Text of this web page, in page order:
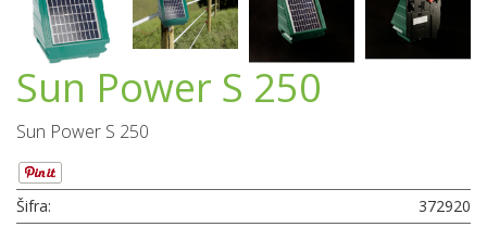
Sun Power S 250
Sun Power S 250
Šifra:
372920